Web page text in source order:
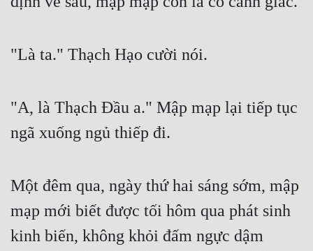
"Là ta." Thạch Hạo cười nói.
"A, là Thạch Đầu a." Mập mạp lại tiếp tục
ngã xuống ngủ thiếp đi.
Một đêm qua, ngày thứ hai sáng sớm, mập
mạp mới biết được tối hôm qua phát sinh
kinh biến, không khỏi đấm ngực dậm